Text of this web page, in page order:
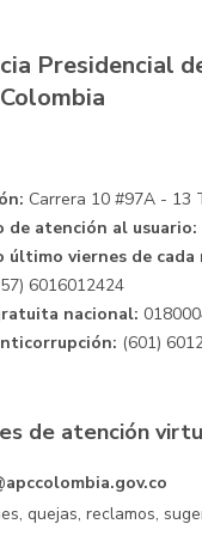
Presidencial
Carrera 10 #97A - 13
de atención al usuario:
último viernes de cada
6016012424
nacional:
(601)
de atención
quejas, reclamos,